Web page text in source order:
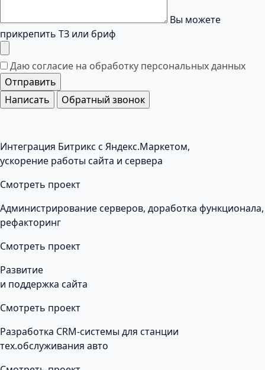
Вы можете
прикрепить ТЗ или бриф
Даю согласие на обработку персональных данных
Отправить
Написать
Обратный звонок
Интеграция Битрикс с Яндекс.Маркетом,
ускорение работы сайта и сервера
Смотреть проект
Администрирование серверов, доработка функционала,
рефакторинг
Смотреть проект
Развитие
и поддержка сайта
Смотреть проект
Разработка CRM-системы для станции
тех.обслуживания авто